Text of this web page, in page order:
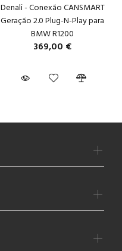
Denali - Conexão CANSMART
Geração 2.0 Plug-N-Play para
BMW R1200
369,00 €